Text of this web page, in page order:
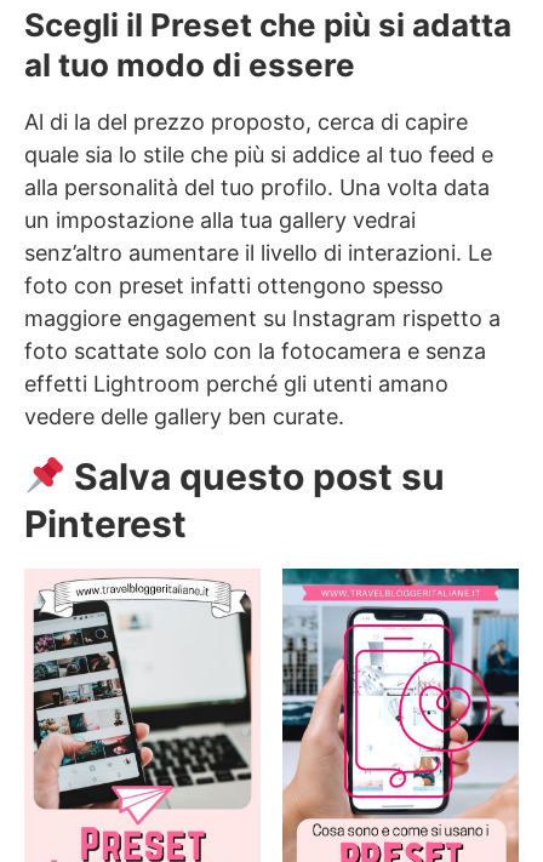
Scegli il Preset che più si adatta
al tuo modo di essere
Al di la del prezzo proposto, cerca di capire
quale sia lo stile che più si addice al tuo feed e
alla personalità del tuo profilo. Una volta data
un impostazione alla tua gallery vedrai
senz’altro aumentare il livello di interazioni. Le
foto con preset infatti ottengono spesso
maggiore engagement su Instagram rispetto a
foto scattate solo con la fotocamera e senza
effetti Lightroom perché gli utenti amano
vedere delle gallery ben curate.
Salva questo post su
Pinterest